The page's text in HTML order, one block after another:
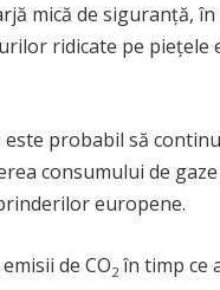
mică de siguranță,
ridicate pe piețele
probabil să
consumului de
europene.
de CO2 în timp ce